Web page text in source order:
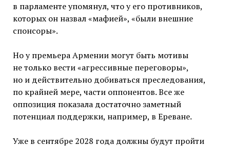
в парламенте упомянул, что у его противников,
которых он назвал «мафией», «были внешние
спонсоры».
Но у премьера Армении могут быть мотивы
не только вести «агрессивные переговоры»,
но и действительно добиваться преследования,
по крайней мере, части оппонентов. Все же
оппозиция показала достаточно заметный
потенциал поддержки, например, в Ереване.
Уже в сентябре 2028 года должны будут пройти